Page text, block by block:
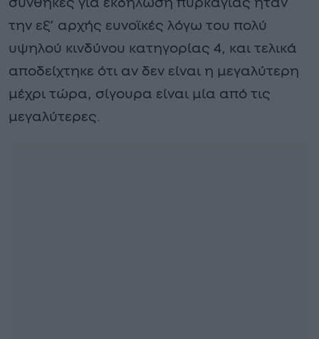
συνθήκες για εκδήλωση πυρκαγιάς ήταν
την εξ’ αρχής ευνοϊκές λόγω του πολύ
υψηλού κινδύνου κατηγορίας 4, και τελικά
αποδείχτηκε ότι αν δεν είναι η μεγαλύτερη
μέχρι τώρα, σίγουρα είναι μία από τις
μεγαλύτερες.